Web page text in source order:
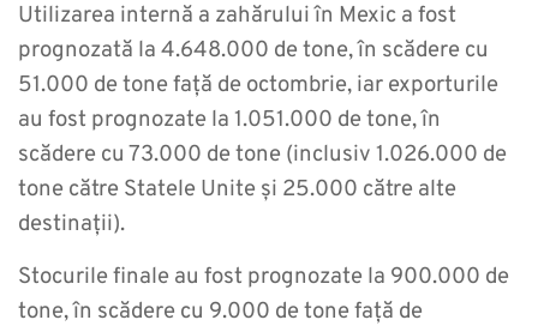
Utilizarea internă a zahărului în Mexic a fost
prognozată la 4.648.000 de tone, în scădere cu
51.000 de tone față de octombrie, iar exporturile
au fost prognozate la 1.051.000 de tone, în
scădere cu 73.000 de tone (inclusiv 1.026.000 de
tone către Statele Unite și 25.000 către alte
destinații).
Stocurile finale au fost prognozate la 900.000 de
tone, în scădere cu 9.000 de tone față de